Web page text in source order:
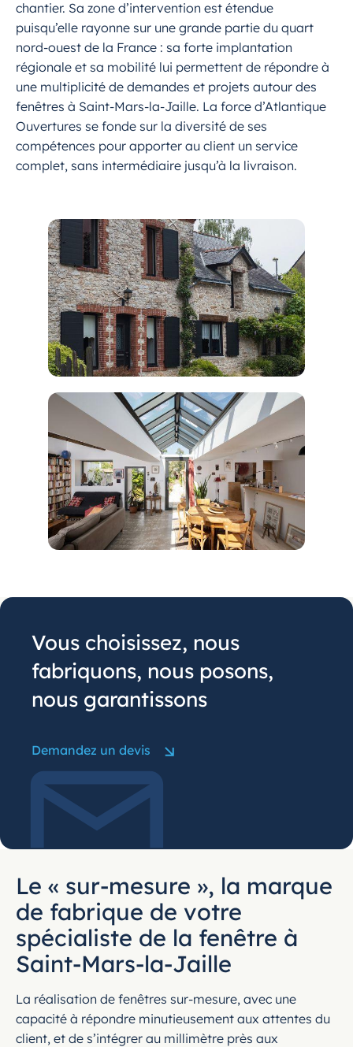
chantier. Sa zone d’intervention est étendue
puisqu’elle rayonne sur une grande partie du quart
nord-ouest de la France : sa forte implantation
régionale et sa mobilité lui permettent de répondre à
une multiplicité de demandes et projets autour des
fenêtres à Saint-Mars-la-Jaille. La force d’Atlantique
Ouvertures se fonde sur la diversité de ses
compétences pour apporter au client un service
complet, sans intermédiaire jusqu’à la livraison.
Demandez un devis
Vous choisissez, nous
fabriquons, nous posons,
nous garantissons
Le « sur-mesure », la marque
de fabrique de votre
spécialiste de la fenêtre à
Saint-Mars-la-Jaille
La réalisation de fenêtres sur-mesure, avec une
capacité à répondre minutieusement aux attentes du
client, et de s’intégrer au millimètre près aux